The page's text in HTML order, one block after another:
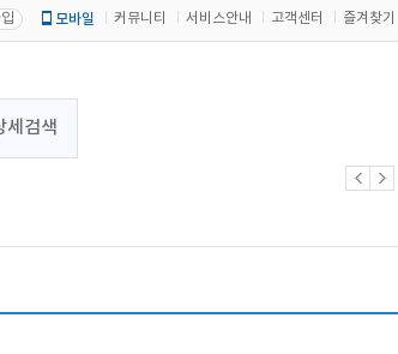
모바일 커뮤니티 서비스안내 고객센터 즐겨찾기
세검색